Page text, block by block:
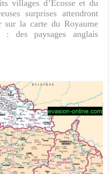
villages d’Écosse et du
surprises attendront
sur la carte du Royaume
paysages anglais